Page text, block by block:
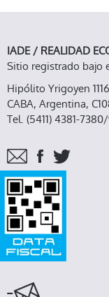
DONDE
IADE / REALIDAD
Sitio registrado bajo
Hipólito Yrigoyen
CABA, Argentina,
Tel. (5411) 4381-